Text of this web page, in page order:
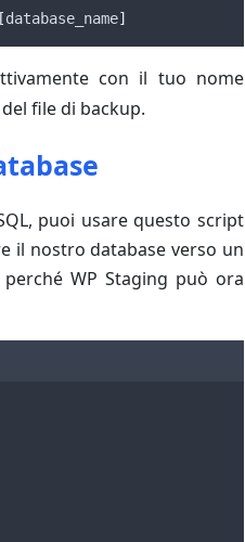
[database_name]
con il tuo nome
file di backup.
puoi usare questo script
il nostro database verso un
WP Staging può ora